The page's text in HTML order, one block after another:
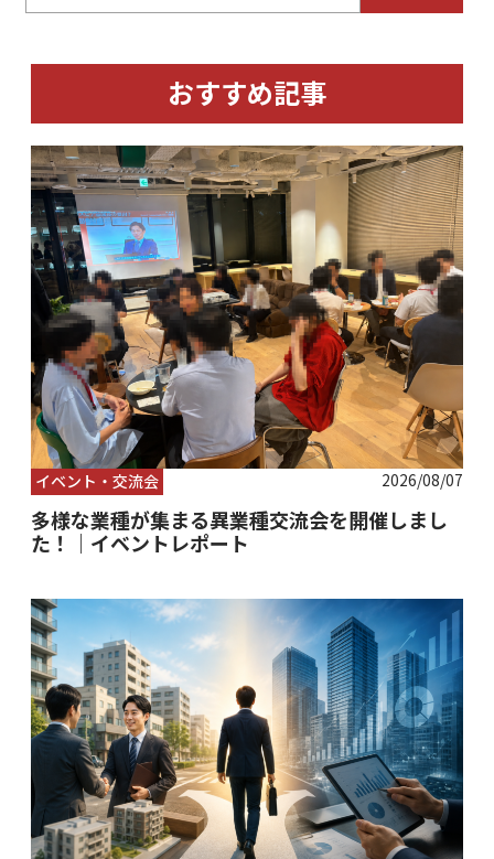
おすすめ記事
イベント・交流会 2026/08/07
多様な業種が集まる異業種交流会を開催しまし
た！｜イベントレポート